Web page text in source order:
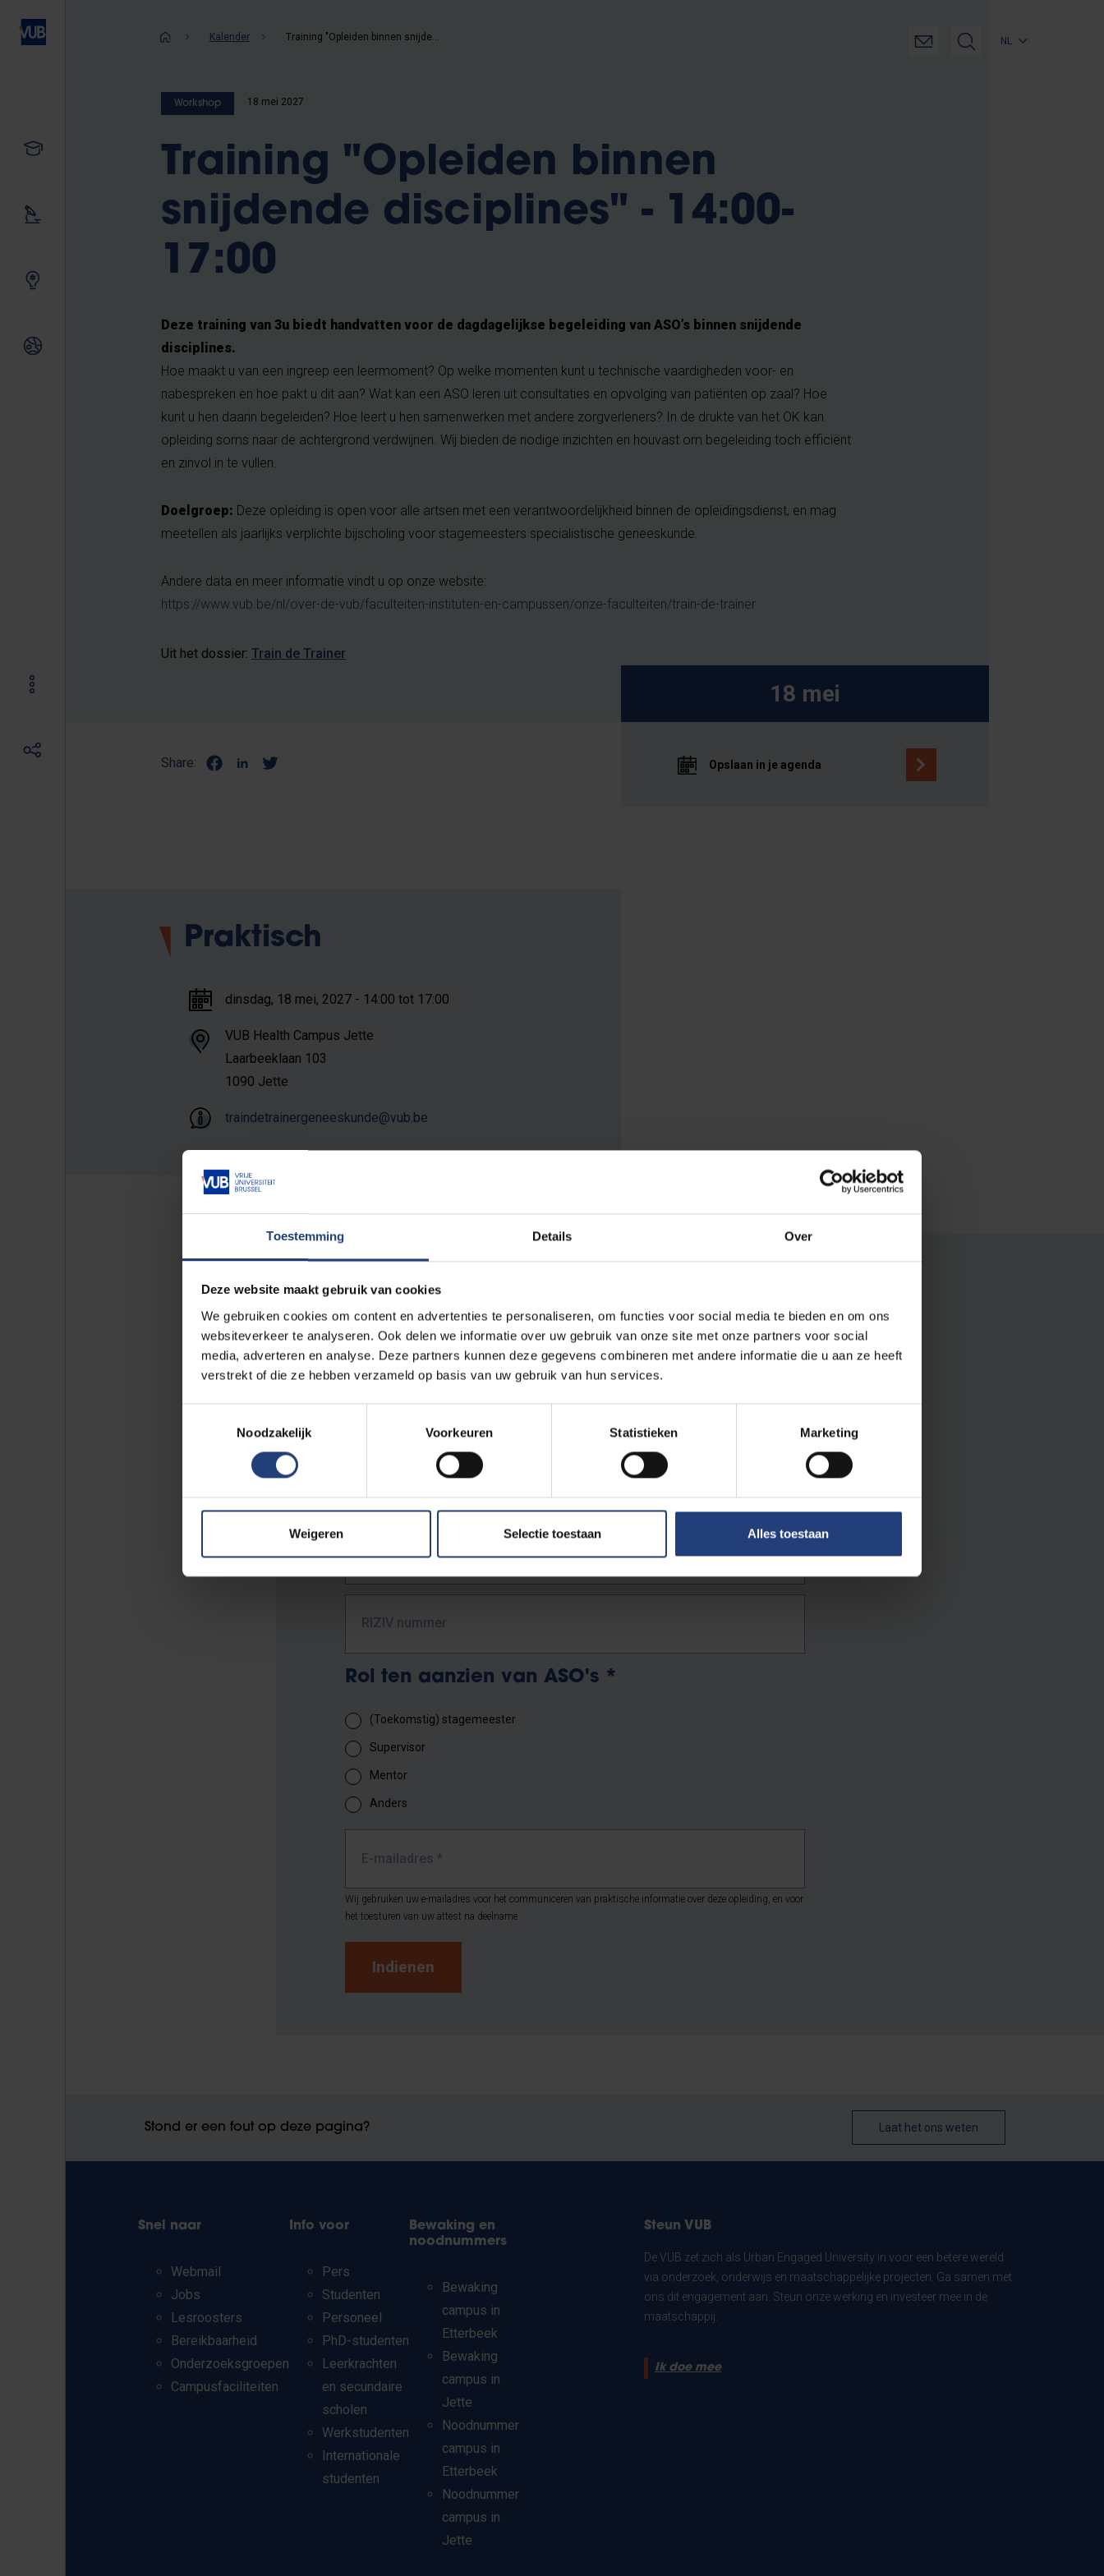
Toestemming Details Over
Deze website maakt gebruik van cookies
We gebruiken cookies om content en advertenties te personaliseren, om functies voor social media te bieden en om ons
websiteverkeer te analyseren. Ook delen we informatie over uw gebruik van onze site met onze partners voor social
media, adverteren en analyse. Deze partners kunnen deze gegevens combineren met andere informatie die u aan ze heeft
verstrekt of die ze hebben verzameld op basis van uw gebruik van hun services.
Noodzakelijk
Voorkeuren Statistieken Marketing
Weigeren Selectie toestaan Alles toestaan
Ons onderzoek
Internationale relaties
Kruimelpad
Kalender NL
Workshop 18 mei 2027
Training "Opleiden binnen
snijdende disciplines" - 14:00-
17:00
Deze training van 3u biedt handvatten voor de dagdagelijkse begeleiding van ASO’s binnen snijdende
disciplines.
Hoe maakt u van een ingreep een leermoment? Op welke momenten kunt u technische vaardigheden voor- en
nabespreken en hoe pakt u dit aan? Wat kan een ASO leren uit consultaties en opvolging van patiënten op zaal? Hoe
kunt u hen daarin begeleiden? Hoe leert u hen samenwerken met andere zorgverleners? In de drukte van het OK kan
opleiding soms naar de achtergrond verdwijnen. Wij bieden de nodige inzichten en houvast om begeleiding toch efficiënt
en zinvol in te vullen.
Doelgroep: Deze opleiding is open voor alle artsen met een verantwoordelijkheid binnen de opleidingsdienst, en mag
meetellen als jaarlijks verplichte bijscholing voor stagemeesters specialistische geneeskunde.
Andere data en meer informatie vindt u op onze website:
https://www.vub.be/nl/over-de-vub/faculteiten-instituten-en-campussen/onze-faculteiten/train-de-trainer
Uit het dossier: Train de Trainer
18 mei
Opslaan in je agenda
Share:
Praktisch
dinsdag, 18 mei, 2027 - 14:00 tot 17:00
VUB Health Campus Jette
Laarbeeklaan 103
1090 Jette
traindetrainergeneeskunde@vub.be
Inschrijven voor 18 mei
2027
Discipline en ziekenhuis*
RIZIV nummer
Rol ten aanzien van ASO's *
(Toekomstig) stagemeester
Supervisor
Mentor
Anders
E-mailadres *
Wij gebruiken uw e-mailadres voor het communiceren van praktische informatie over deze opleiding, en voor
het toesturen van uw attest na deelname
Stond er een fout op deze pagina? Laat het ons weten
Snel naar
Webmail
Jobs
Lesroosters
Bereikbaarheid
Onderzoeksgroepen
Campusfaciliteiten
Info voor
Pers
Studenten
Personeel
PhD-studenten
Leerkrachten
en secundaire
scholen
Werkstudenten
Internationale
studenten
Bewaking en
noodnummers
Bewaking
campus in
Etterbeek
Bewaking
campus in
Jette
Noodnummer
campus in
Etterbeek
Noodnummer
campus in
Jette
Steun VUB
De VUB zet zich als Urban Engaged University in voor een betere wereld
via onderzoek, onderwijs en maatschappelijke projecten. Ga samen met
ons dit engagement aan. Steun onze werking en investeer mee in de
maatschappij.
Ik doe mee